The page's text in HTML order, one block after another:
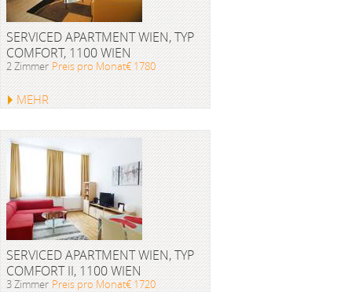
SERVICED APARTMENT WIEN, TYP
COMFORT, 1100 WIEN
2 Zimmer Preis pro Monat€ 1780
MEHR
SERVICED APARTMENT WIEN, TYP
COMFORT II, 1100 WIEN
3 Zimmer Preis pro Monat€ 1720